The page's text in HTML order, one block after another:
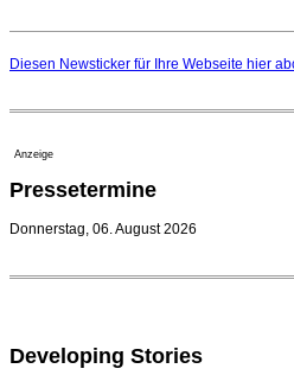
Diesen Newsticker für Ihre Webseite hier
Anzeige
Pressetermine
Donnerstag, 06. August 2026
Developing Stories